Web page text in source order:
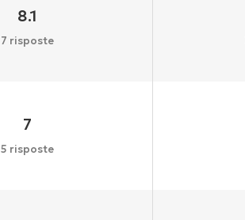
8.1
7 risposte
7
5 risposte